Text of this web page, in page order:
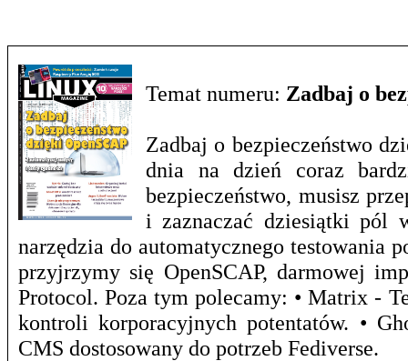
Temat numeru: Zadbaj o
Zadbaj o bezpieczeństwo
dnia na dzień coraz
bezpieczeństwo, musisz
i zaznaczać dziesiątki pól
narzędzia do automatycznego testowania
przyjrzymy się OpenSCAP, darmowej
Protocol. Poza tym polecamy: • Matrix -
kontroli korporacyjnych potentatów. •
CMS dostosowany do potrzeb Fediverse.